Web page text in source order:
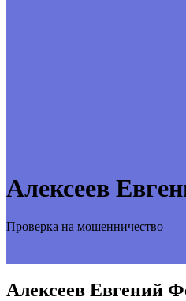
Алексеев
Проверка на мошенничество
Алексеев Евгений